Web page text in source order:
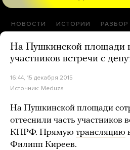
НОВОСТИ ИСТОРИИ РАЗБОР
На Пушкинской площади
участников встречи с
16:44, 15 декабря 2015
Источник: Meduza
На Пушкинской площади
оттеснили часть участников
КПРФ. Прямую трансляцию
Филипп Киреев.